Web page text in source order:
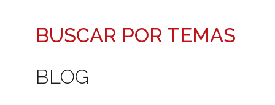
BUSCAR POR TEMAS
BLOG